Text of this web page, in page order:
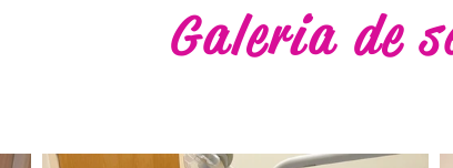
Galeria de